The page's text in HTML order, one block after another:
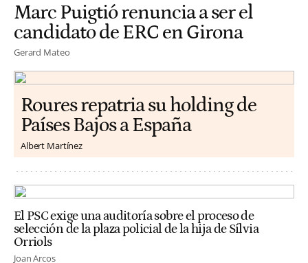
Marc Puigtió renuncia a ser el
candidato de ERC en Girona
Gerard Mateo
Roures repatria su holding de
Países Bajos a España
Albert Martínez
El PSC exige una auditoría sobre el proceso de
selección de la plaza policial de la hija de Sílvia
Orriols
Joan Arcos